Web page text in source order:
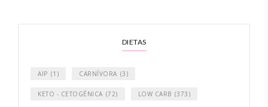
DIETAS
AIP (1) CARNÍVORA (3)
KETO - CETOGÉNICA (72) LOW CARB (373)